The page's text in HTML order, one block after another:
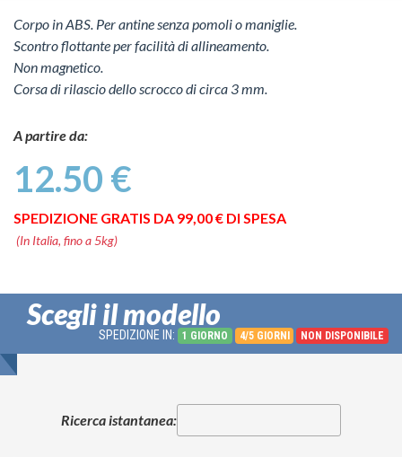
Corpo in ABS. Per antine senza pomoli o maniglie.
Scontro flottante per facilità di allineamento.
Non magnetico.
Corsa di rilascio dello scrocco di circa 3 mm.
A partire da:
12.50 €
SPEDIZIONE GRATIS DA 99,00 € DI SPESA
(In Italia, fino a 5kg)
Scegli il modello
SPEDIZIONE IN: 1 GIORNO 4/5 GIORNI NON DISPONIBILE
Ricerca istantanea: